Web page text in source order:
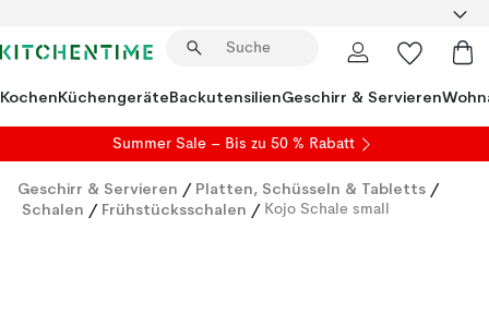
KochenKüchengeräteBackutensilienGeschirr & Servieren
Summer Sale – Bis zu 50 % Rabatt
Geschirr & Servieren / Platten, Schüsseln & Tabletts /
Schalen / Frühstücksschalen / Kojo Schale small